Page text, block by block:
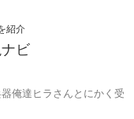
紹介
ビ
俺達ヒラさんとにかく受